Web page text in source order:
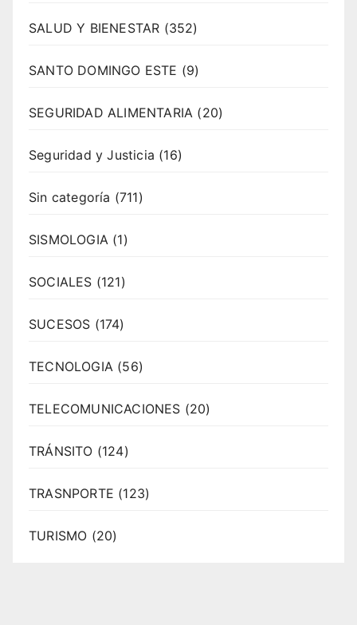
SALUD Y BIENESTAR (352)
SANTO DOMINGO ESTE (9)
SEGURIDAD ALIMENTARIA (20)
Seguridad y Justicia (16)
Sin categoría (711)
SISMOLOGIA (1)
SOCIALES (121)
SUCESOS (174)
TECNOLOGIA (56)
TELECOMUNICACIONES (20)
TRÁNSITO (124)
TRASNPORTE (123)
TURISMO (20)